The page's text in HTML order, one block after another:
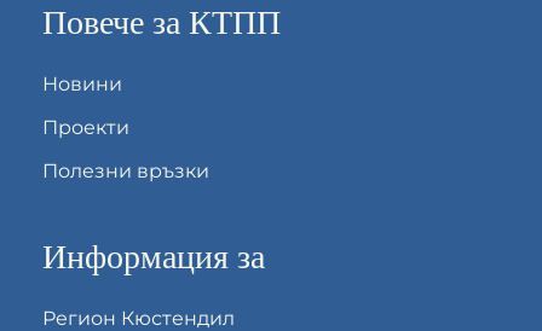
Повече за КТПП
Новини
Проекти
Полезни връзки
Информация за
Регион Кюстендил